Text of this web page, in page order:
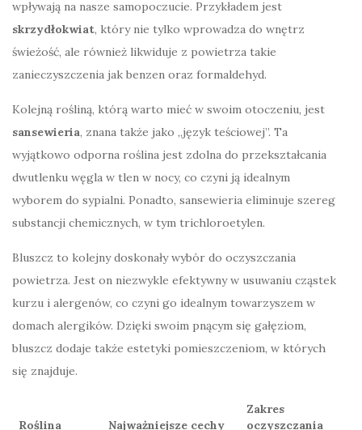
wpływają na nasze samopoczucie. Przykładem jest
skrzydłokwiat, który nie tylko wprowadza do wnętrz
świeżość, ale również likwiduje z powietrza takie
zanieczyszczenia jak benzen oraz formaldehyd.
Kolejną rośliną, którą warto mieć w swoim otoczeniu, jest
sansewieria, znana także jako „język teściowej”. Ta
wyjątkowo odporna roślina jest zdolna do przekształcania
dwutlenku węgla w tlen w nocy, co czyni ją idealnym
wyborem do sypialni. Ponadto, sansewieria eliminuje szereg
substancji chemicznych, w tym trichloroetylen.
Bluszcz to kolejny doskonały wybór do oczyszczania
powietrza. Jest on niezwykle efektywny w usuwaniu cząstek
kurzu i alergenów, co czyni go idealnym towarzyszem w
domach alergików. Dzięki swoim pnącym się gałęziom,
bluszcz dodaje także estetyki pomieszczeniom, w których
się znajduje.
Roślina Najważniejsze cechy
Zakres
oczyszczania